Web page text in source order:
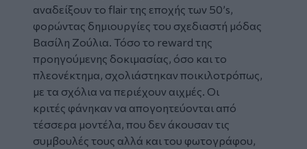
αναδείξουν το flair της εποχής των 50’s,
φορώντας δημιουργίες του σχεδιαστή μόδας
Βασίλη Ζούλια. Τόσο το reward της
προηγούμενης δοκιμασίας, όσο και το
πλεονέκτημα, σχολιάστηκαν ποικιλοτρόπως,
με τα σχόλια να περιέχουν αιχμές. Οι
κριτές φάνηκαν να απογοητεύονται από
τέσσερα μοντέλα, που δεν άκουσαν τις
συμβουλές τους αλλά και του φωτογράφου,